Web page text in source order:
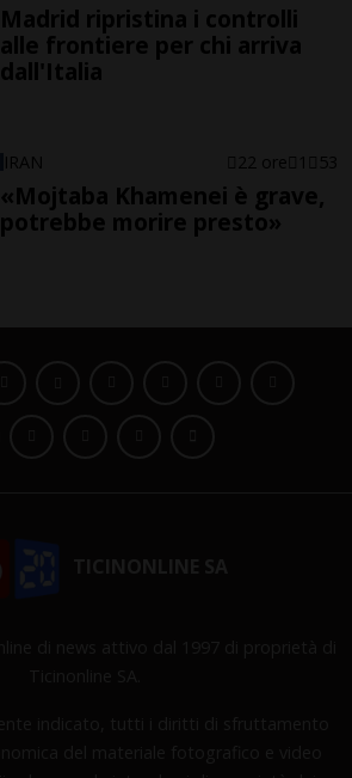
Madrid ripristina i controlli
alle frontiere per chi arriva
dall'Italia
IRAN 22 ore 1 53
«Mojtaba Khamenei è grave,
potrebbe morire presto»